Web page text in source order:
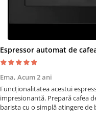
Ema, Acum 2 ani
Funcționalitatea acestui
impresionantă. Prepară cafea
barista cu o simplă atingere de